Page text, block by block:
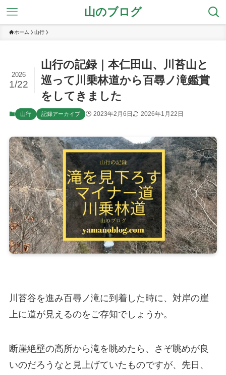
山のブログ
ホーム 山行
山行の記録｜本仁田山、川苔山と
巡って川乗林道から百尋ノ滝鑑賞
をしてきました
2026
1/22
山行 記録アーカイブ 2023年2月6日 2026年1月22日
川苔谷を進み百尋ノ滝に到着した時に、対岸の崖
上に道が見えるのをご存知でしょうか。
断崖絶壁の高所から滝を眺めたら、さぞ眺めが良
いのだろうなと見上げていたものですが、先日、